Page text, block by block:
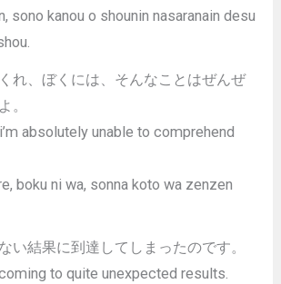
sono kanou o shounin nasaranain desu
れ、ぼくには、そんなことはぜんぜ
。
absolutely unable to comprehend
boku ni wa, sonna koto wa zenzen
い結果に到達してしまったのです。
to quite unexpected results.